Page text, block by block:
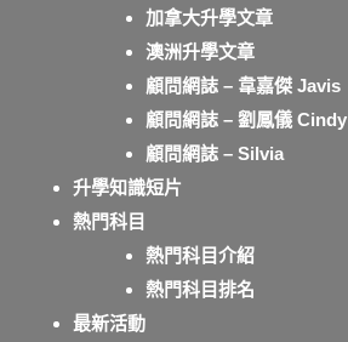
加拿大升學文章
澳洲升學文章
顧問網誌 – 韋嘉傑 Javis
顧問網誌 – 劉鳳儀 Cindy
顧問網誌 – Silvia
升學知識短片
熱門科目
熱門科目介紹
熱門科目排名
最新活動